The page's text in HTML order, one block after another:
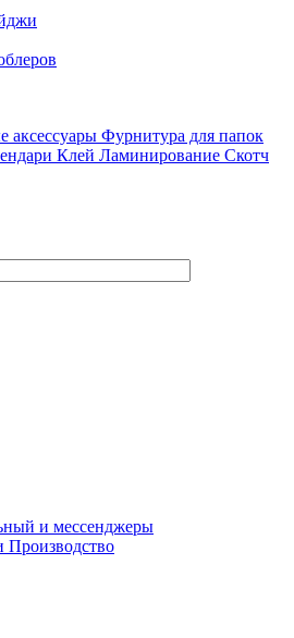
аксессуары Фурнитура для папок
Клей Ламинирование Скотч
и мессенджеры
Производство